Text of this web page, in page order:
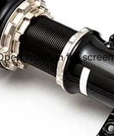
image in full screen